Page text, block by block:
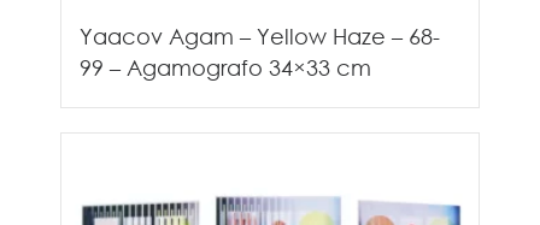
Yaacov Agam – Yellow Haze – 68-
99 – Agamografo 34×33 cm